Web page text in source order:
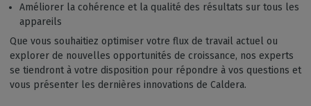
Améliorer la cohérence et la qualité des résultats sur tous les
appareils
Que vous souhaitiez optimiser votre flux de travail actuel ou
explorer de nouvelles opportunités de croissance, nos experts
se tiendront à votre disposition pour répondre à vos questions et
vous présenter les dernières innovations de Caldera.